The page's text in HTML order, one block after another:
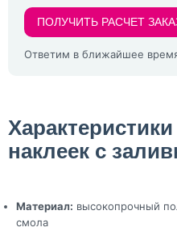
ПОЛУЧИТЬ РАСЧЕТ
Ответим в ближайшее
наклеек с
Материал: высокопрочный
смола